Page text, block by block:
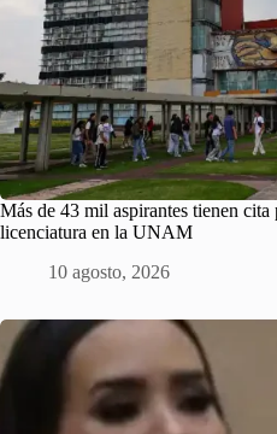
Más de 43 mil aspirantes tienen cita
licenciatura en la UNAM
10 agosto, 2026